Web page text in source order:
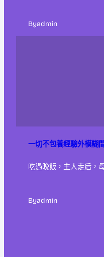
Byadmin
一切不包養經驗外模糊間
吃過晚飯，主人走后，
Byadmin